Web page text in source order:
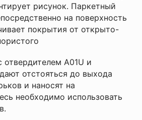
рисунок. Паркетный
на поверхность
покрытия от открыто-
А01U и
отстояться до выхода
и наносят на
необходимо использовать